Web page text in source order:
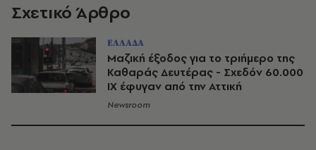
Σχετικό Άρθρο
ΕΛΛΑΔΑ
Μαζική έξοδος για το τριήμερο της
Καθαράς Δευτέρας - Σχεδόν 60.000
ΙΧ έφυγαν από την Αττική
Newsroom